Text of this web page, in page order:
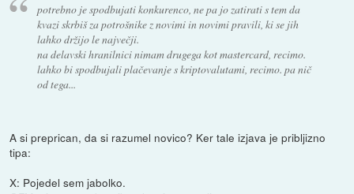
potrebno je spodbujati konkurenco, ne pa jo zatirati s tem da
kvazi skrbiš za potrošnike z novimi in novimi pravili, ki se jih
lahko držijo le največji.
na delavski hranilnici nimam drugega kot mastercard, recimo.
lahko bi spodbujali plačevanje s kriptovalutami, recimo. pa nič
od tega...
A si preprican, da si razumel novico? Ker tale izjava je pribljizno
tipa:
X: Pojedel sem jabolko.